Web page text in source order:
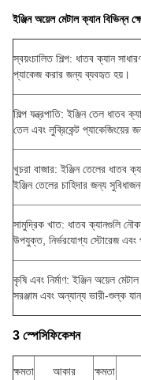
ইঞ্জিন অয়েল মেটাল ক্যান বিভিন্ন
স্বয়ংচালিত শিল্প: ধাতব ক্যান
প্যাকেজ করার জন্য ব্যবহৃত হয়।
শিল্প যন্ত্রপাতি: ইঞ্জিন তেল ধাতব
তেল এবং লুব্রিকেন্ট প্যাকেজিংয়ের
খুচরা বাজার: ইঞ্জিন তেলের ধাতব
ইঞ্জিন তেলের চাহিদার জন্য
সামুদ্রিক খাত: ধাতব ক্যানগুলি
উপযুক্ত, নির্ভরযোগ্য স্টোরেজ এবং
কৃষি এবং নির্মাণ: ইঞ্জিন অয়েল
সরঞ্জাম এবং অন্যান্য ভারী-শুল্ক
3 স্পেসিফিকেশন
ক্ষমতা
আকার
ক্ষমতা